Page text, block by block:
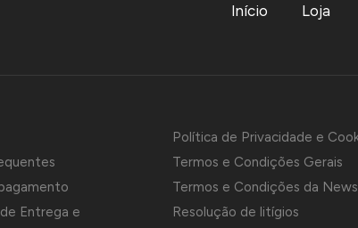
Início Loja
Entrega e
Política de Privacidade e
Termos e Condições Gerais
Termos e Condições da
Resolução de litígios